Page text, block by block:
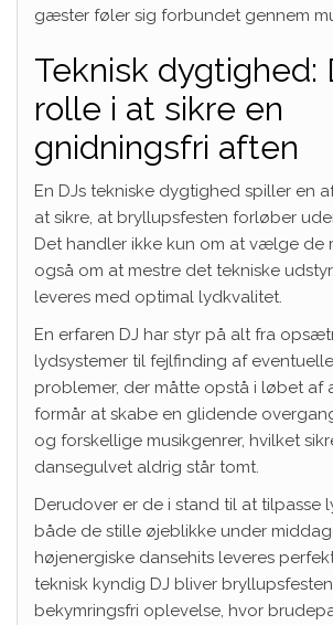
gæster føler sig forbundet gennem
Teknisk dygtighed:
rolle i at sikre en
gnidningsfri aften
En DJs tekniske dygtighed spiller en
at sikre, at bryllupsfesten forløber
Det handler ikke kun om at vælge de
også om at mestre det tekniske
leveres med optimal lydkvalitet.
En erfaren DJ har styr på alt fra
lydsystemer til fejlfinding af
problemer, der måtte opstå i løbet af
formår at skabe en glidende
og forskellige musikgenrer, hvilket
dansegulvet aldrig står tomt.
Derudover er de i stand til at tilpasse
både de stille øjeblikke under
højenergiske dansehits leveres
teknisk kyndig DJ bliver
bekymringsfri oplevelse, hvor